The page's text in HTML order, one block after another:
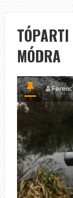
MÓDRA